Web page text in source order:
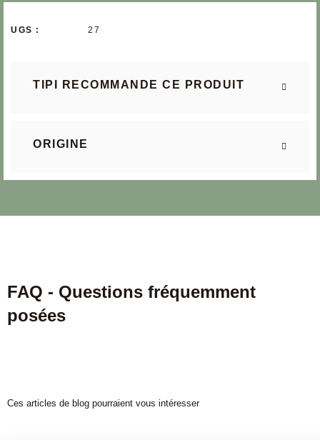
UGS : 27
TIPI RECOMMANDE CE PRODUIT
ORIGINE
FAQ - Questions fréquemment
posées
Ces articles de blog pourraient vous intéresser